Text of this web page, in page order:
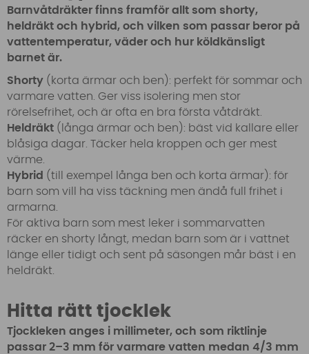
Barnvåtdräkter finns framför allt som shorty,
heldräkt och hybrid, och vilken som passar beror på
vattentemperatur, väder och hur köldkänsligt
barnet är.
Shorty (korta ärmar och ben): perfekt för sommar och
varmare vatten. Ger viss isolering men stor
rörelsefrihet, och är ofta en bra första våtdräkt.
Heldräkt (långa ärmar och ben): bäst vid kallare eller
blåsiga dagar. Täcker hela kroppen och ger mest
värme.
Hybrid (till exempel långa ben och korta ärmar): för
barn som vill ha viss täckning men ändå full frihet i
armarna.
För aktiva barn som mest leker i sommarvatten
räcker en shorty långt, medan barn som är i vattnet
länge eller tidigt och sent på säsongen mår bäst i en
heldräkt.
Hitta rätt tjocklek
Tjockleken anges i millimeter, och som riktlinje
passar 2–3 mm för varmare vatten medan 4/3 mm